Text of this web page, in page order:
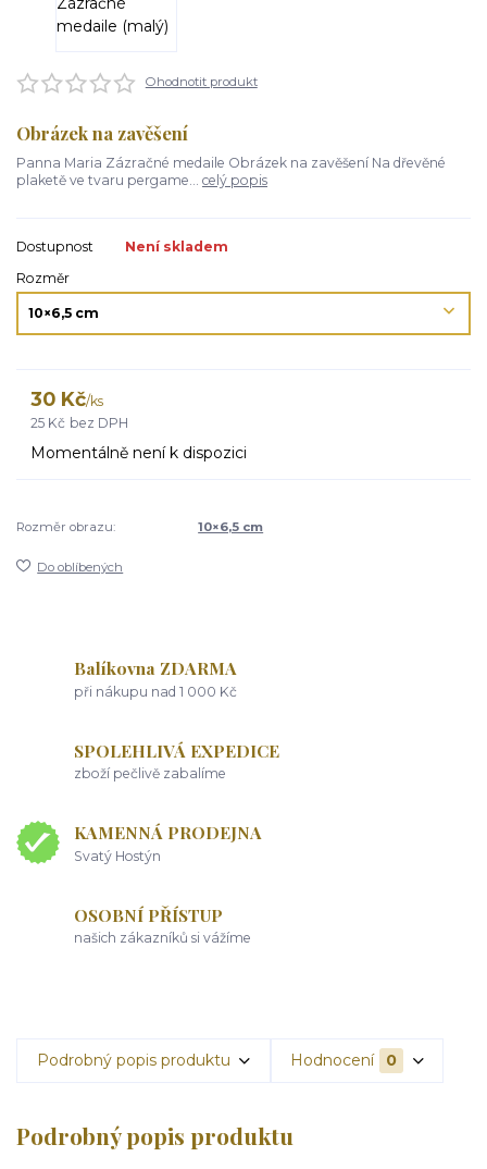
Ohodnotit produkt
Obrázek na zavěšení
Panna Maria Zázračné medaile Obrázek na zavěšení Na dřevěné
plaketě ve tvaru pergame... celý popis
Dostupnost
Není skladem
Rozměr
30 Kč/ks
25 Kč bez DPH
Momentálně není k dispozici
Rozměr obrazu: 10×6,5 cm
Do oblíbených
Balíkovna ZDARMA
při nákupu nad 1 000 Kč
SPOLEHLIVÁ EXPEDICE
zboží pečlivě zabalíme
KAMENNÁ PRODEJNA
Svatý Hostýn
OSOBNÍ PŘÍSTUP
našich zákazníků si vážíme
Podrobný popis produktu Hodnocení 0
Podrobný popis produktu